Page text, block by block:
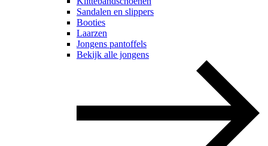
Sandalen en slippers
Booties
Laarzen
Jongens pantoffels
Bekijk alle jongens